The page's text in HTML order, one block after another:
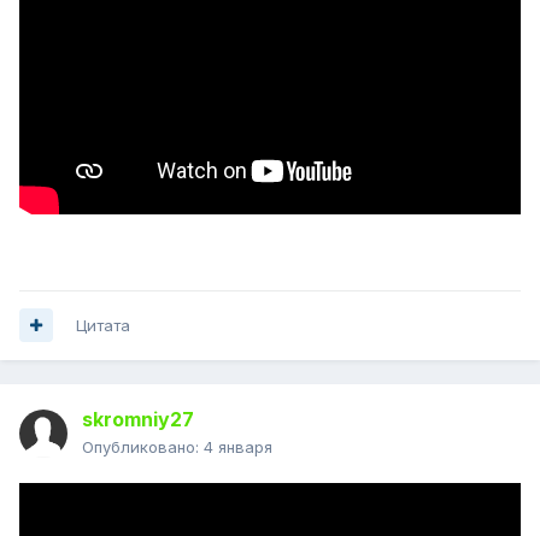
Цитата
skromniy27
Опубликовано: 4 января